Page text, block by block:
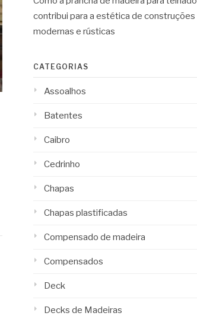
contribui para a estética de construções
modernas e rústicas
CATEGORIAS
Assoalhos
Batentes
Caibro
Cedrinho
Chapas
Chapas plastificadas
Compensado de madeira
Compensados
Deck
Decks de Madeiras